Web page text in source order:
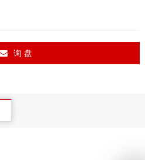
询 盘